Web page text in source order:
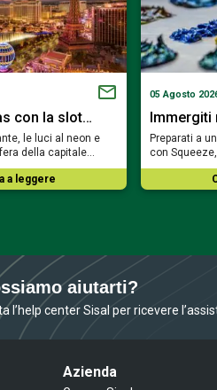
con la slot…
le luci al neon e
della capitale…
a leggere
05 Agosto
Immergiti
Preparati a
con
aiutarti?
l’help center Sisal per ricevere
Azienda